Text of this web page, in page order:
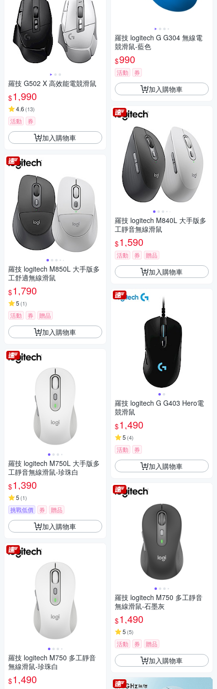
羅技 G502 X 高效能電競滑鼠
$1,990
4.6 (13)
活動 券
加入購物車
羅技 logitech M850L 大手版多
工舒適無線滑鼠
$1,790
5 (1)
活動 券 贈品
加入購物車
羅技 logitech M750L 大手版多
工靜音無線滑鼠-珍珠白
$1,390
5 (1)
挑戰低價 券 贈品
加入購物車
羅技 logitech M750 多工靜音
無線滑鼠-珍珠白
$1,490
羅技 logitech G G304 無線電
競滑鼠-藍色
$990
活動 券
加入購物車
羅技 logitech M840L 大手版多
工靜音無線滑鼠
$1,590
活動 券 贈品
加入購物車
羅技 logitech G G403 Hero電
競滑鼠
$1,490
5 (4)
活動 券
加入購物車
羅技 logitech M750 多工靜音
無線滑鼠-石墨灰
$1,490
5 (5)
活動 券 贈品
加入購物車